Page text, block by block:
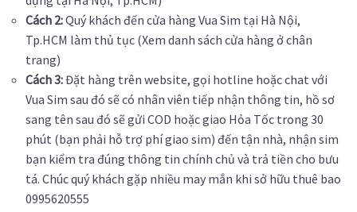
Cách 2:Quý khách đến cửa hàng Vua Sim tại Hà Nội,
Tp.HCM làm thủ tục (Xem danh sách cửa hàng ở chân
trang)
Cách 3:Đặt hàng trên website, gọi hotline hoặc chat với
Vua Sim sau đó sẽ có nhân viên tiếp nhận thông tin, hồ sơ
sang tên sau đó sẽ gửi COD hoặc giao Hỏa Tốc trong 30
phút (bạn phải hỗ trợ phí giao sim) đến tận nhà, nhận sim
bạn kiểm tra đúng thông tin chính chủ và trả tiền cho bưu
tá. Chúc quý khách gặp nhiều may mắn khi sở hữu thuê bao
0995620555